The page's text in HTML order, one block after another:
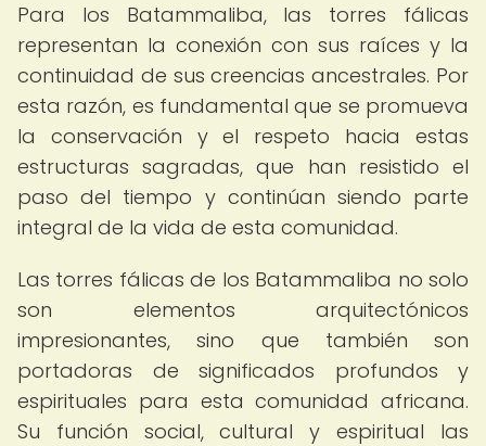
Para los Batammaliba, las torres fálicas
representan la conexión con sus raíces y la
continuidad de sus creencias ancestrales. Por
esta razón, es fundamental que se promueva
la conservación y el respeto hacia estas
estructuras sagradas, que han resistido el
paso del tiempo y continúan siendo parte
integral de la vida de esta comunidad.
Las torres fálicas de los Batammaliba no solo
son elementos arquitectónicos
impresionantes, sino que también son
portadoras de significados profundos y
espirituales para esta comunidad africana.
Su función social, cultural y espiritual las